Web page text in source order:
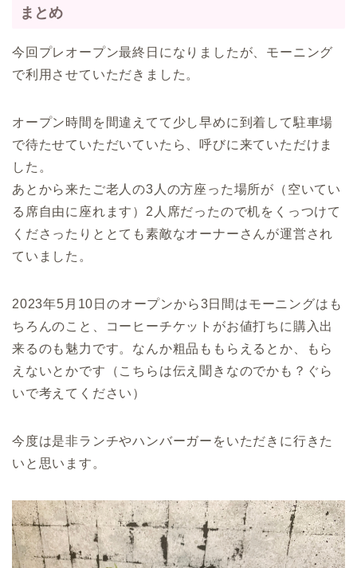
まとめ
今回プレオープン最終日になりましたが、モーニング
で利用させていただきました。
オープン時間を間違えてて少し早めに到着して駐車場
で待たせていただいていたら、呼びに来ていただけま
した。
あとから来たご老人の3人の方座った場所が（空いてい
る席自由に座れます）2人席だったので机をくっつけて
くださったりととても素敵なオーナーさんが運営され
ていました。
2023年5月10日のオープンから3日間はモーニングはも
ちろんのこと、コーヒーチケットがお値打ちに購入出
来るのも魅力です。なんか粗品ももらえるとか、もら
えないとかです（こちらは伝え聞きなのでかも？ぐら
いで考えてください）
今度は是非ランチやハンバーガーをいただきに行きた
いと思います。